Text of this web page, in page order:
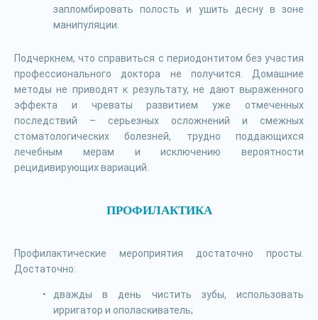
запломбировать полость и ушить десну в зоне
манипуляции.
Подчеркнем, что справиться с периодонтитом без участия
профессионального доктора не получится. Домашние
методы не приводят к результату, не дают выраженного
эффекта и чреваты развитием уже отмеченных
последствий – серьезных осложнений и смежных
стоматологических болезней, трудно поддающихся
лечебным мерам и исключению вероятности
рецидивирующих вариаций.
ПРОФИЛАКТИКА
Профилактические мероприятия достаточно просты.
Достаточно:
дважды в день чистить зубы, использовать
ирригатор и ополаскиватель;